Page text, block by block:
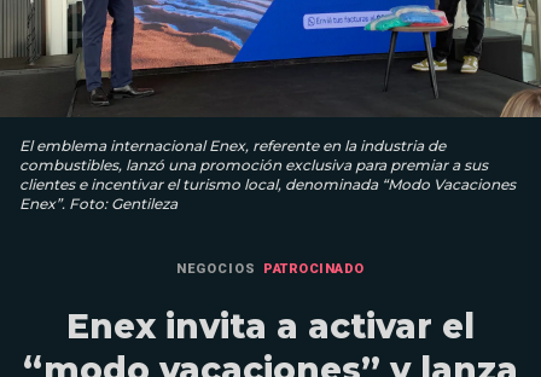
El emblema internacional Enex, referente en la industria de
combustibles, lanzó una promoción exclusiva para premiar a sus
clientes e incentivar el turismo local, denominada “Modo Vacaciones
Enex”. Foto: Gentileza
NEGOCIOS PATROCINADO
Enex invita a activar el